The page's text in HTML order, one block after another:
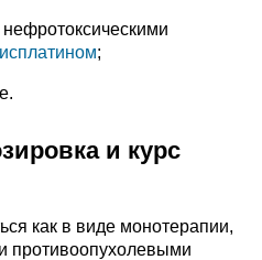
;
и курс
как в виде монотерапии,
противоопухолевыми